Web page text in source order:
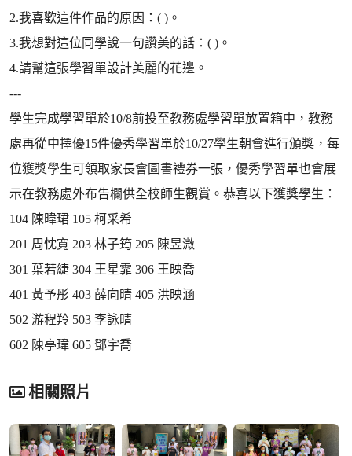
2.我喜歡這件作品的原因：( )。
3.我想對這位同學說一句讚美的話：( )。
4.請幫這張學習單設計美麗的花邊。
---
學生完成學習單於10/8前投至教務處學習單放置箱中，教務
處再從中擇優15件優秀學習單於10/27學生朝會進行頒獎，每
位獲獎學生可領取家長會圖書禮券一張，優秀學習單也會展
示在教務處外布告欄供全校師生觀賞。恭喜以下獲獎學生：
104 陳暐珺 105 柯采希
201 周忱寬 203 林子筠 205 陳昱溦
301 葉若緁 304 王星霏 306 王映喬
401 黃予彤 403 薛向晴 405 洪映涵
502 游程羚 503 李詠晴
602 陳亭瑋 605 鄧宇喬
相關照片